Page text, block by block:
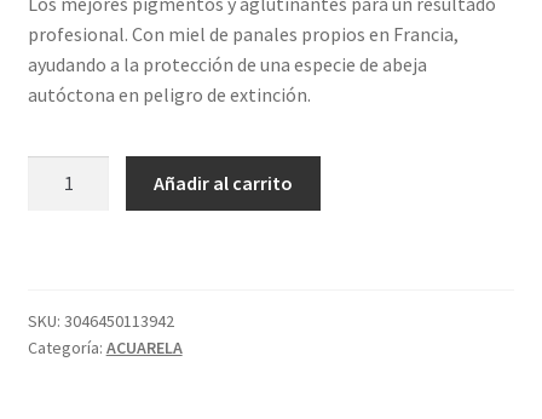
profesional. Con miel de panales propios en Francia,
ayudando a la protección de una especie de abeja
autóctona en peligro de extinción.
SENNELIER
cantidad
Añadir al carrito
SKU: 3046450113942
Categoría: ACUARELA